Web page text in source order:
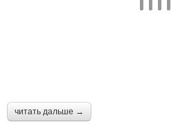
читать дальше →